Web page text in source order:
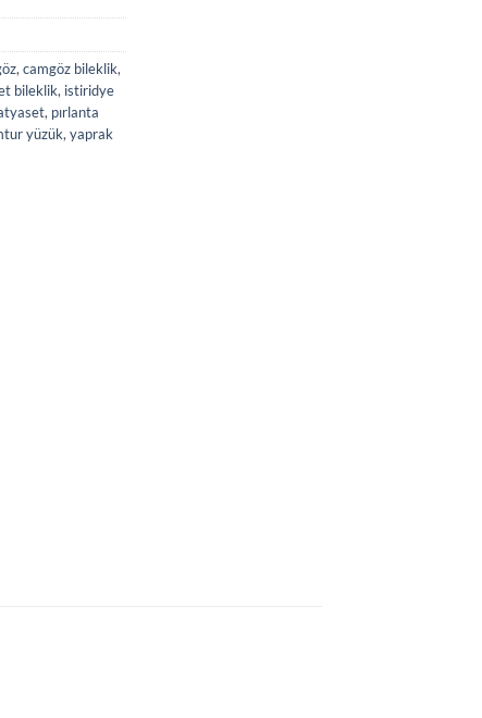
, camgöz bileklik,
bileklik, istiridye
, pırlanta
yüzük, yaprak